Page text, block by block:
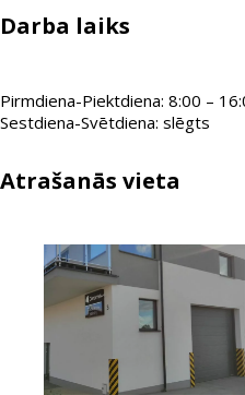
Darba laiks
Pirmdiena-Piektdiena: 8:00 –
Sestdiena-Svētdiena: slēgts
Atrašanās vieta